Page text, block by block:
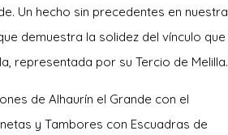
Un hecho sin precedentes en nuestra
demuestra la solidez del vínculo que
representada por su Tercio de Melilla.
de Alhaurín el Grande con el
y Tambores con Escuadras de